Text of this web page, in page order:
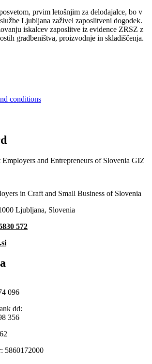
prvim letošnjim za delodajalce, bo v
Ljubljana zaživel zaposlitveni dogodek.
iskalcev zaposlitve iz evidence ZRSZ z
gradbeništva, proizvodnje in skladiščenja.
conditions
and Entrepreneurs of Slovenia GIZ
in Craft and Small Business of Slovenia
Ljubljana, Slovenia
572
096
dd:
356
5860172000